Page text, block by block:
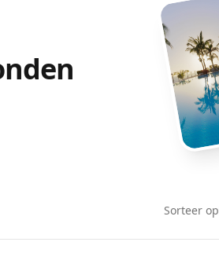
Sorteer op